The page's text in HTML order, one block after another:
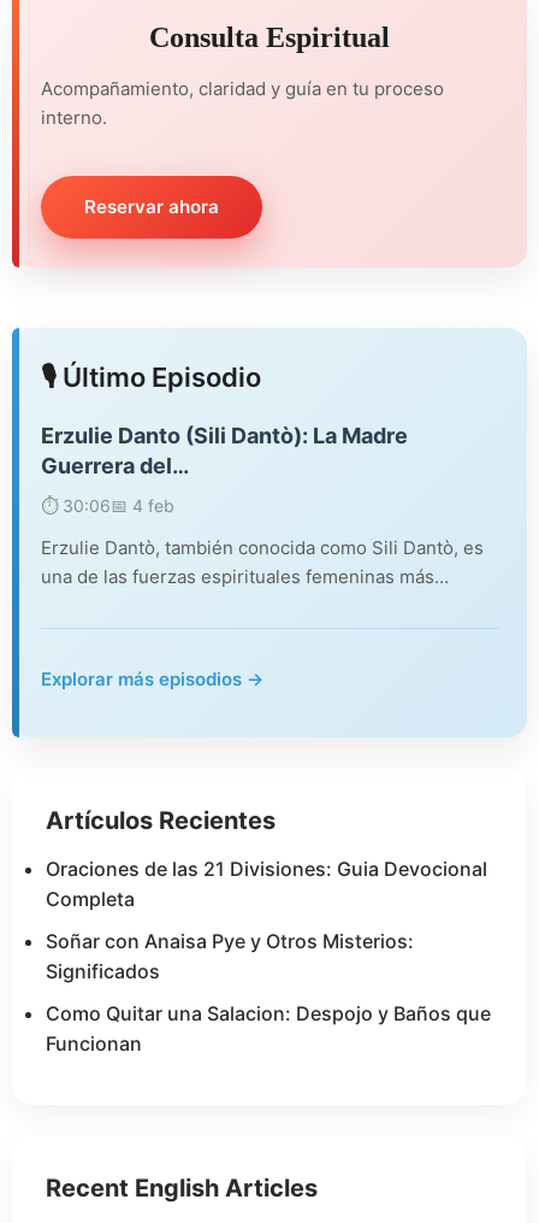
Consulta Espiritual
Acompañamiento, claridad y guía en tu proceso
interno.
Reservar ahora
🎙️ Último Episodio
Erzulie Danto (Sili Dantò): La Madre
Guerrera del…
⏱️ 30:06📅 4 feb
Erzulie Dantò, también conocida como Sili Dantò, es
una de las fuerzas espirituales femeninas más…
Explorar más episodios →
Artículos Recientes
Oraciones de las 21 Divisiones: Guia Devocional
Completa
Soñar con Anaisa Pye y Otros Misterios:
Significados
Como Quitar una Salacion: Despojo y Baños que
Funcionan
Recent English Articles